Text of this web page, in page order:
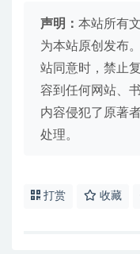
声明： 本站所有
为本站原创发布
站同意时，禁止
容到任何网站、
内容侵犯了原著
处理。
打赏 收藏